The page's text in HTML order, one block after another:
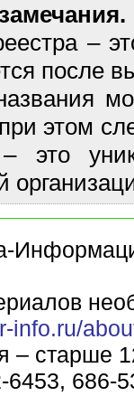
–
после
этом
– это
info.ru/
– старше
686-